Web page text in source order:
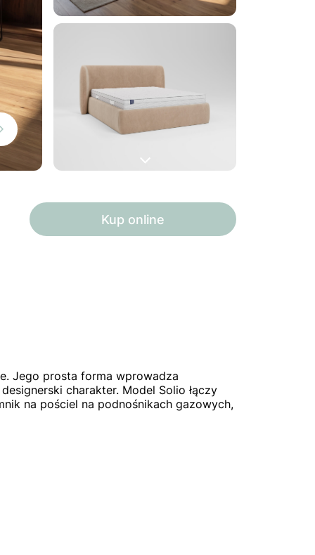
Następny
slide
Następny
Kup online
Jego prosta forma wprowadza
charakter. Model Solio łączy
na pościel na podnośnikach gazowych,